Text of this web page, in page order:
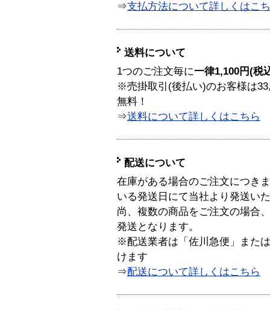
⇒支払方法について詳しくはこ
送料について
1つのご注文毎に一律1,100円(税
※売掛取引(後払い)のお客様は
無料！
⇒送料について詳しくはこちら
配送について
在庫がある場合のご注文につき
いる発送日にて当社より発送い
尚、複数の商品をご注文の場合
発送となります。
※配送業者は「佐川急便」また
けます
⇒配送について詳しくはこちら